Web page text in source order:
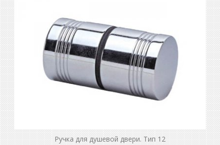
Ручка для душевой двери. Тип 12